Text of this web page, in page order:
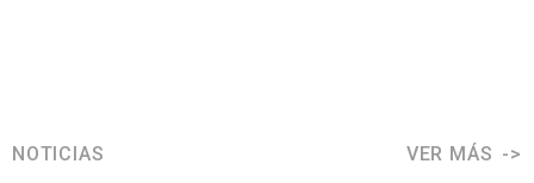
NOTICIAS VER MÁS